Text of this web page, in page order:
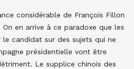
considérable de François Fillon
en arrive à ce paradoxe que les
candidat sur des sujets qui ne
présidentielle vont être
Le supplice chinois des